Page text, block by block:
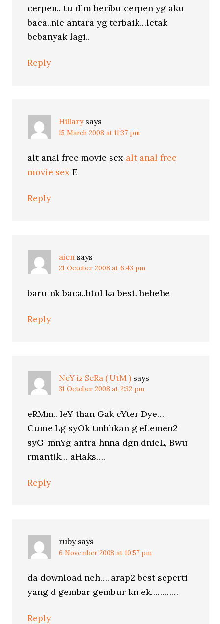
cerpen.. tu dlm beribu cerpen yg aku
baca..nie antara yg terbaik…letak
bebanyak lagi..
Reply
Hillary says
15 March 2008 at 11:37 pm
alt anal free movie sex alt anal free
movie sex E
Reply
aien says
21 October 2008 at 6:43 pm
baru nk baca..btol ka best..hehehe
Reply
NeY iz SeRa ( UtM ) says
31 October 2008 at 2:32 pm
eRMm.. leY than Gak cYter Dye….
Cume Lg syOk tmbhkan g eLemen2
syG-mnYg antra hnna dgn dnieL, Bwu
rmantik… aHaks….
Reply
ruby says
6 November 2008 at 10:57 pm
da download neh…..arap2 best seperti
yang d gembar gembur kn ek…………
Reply